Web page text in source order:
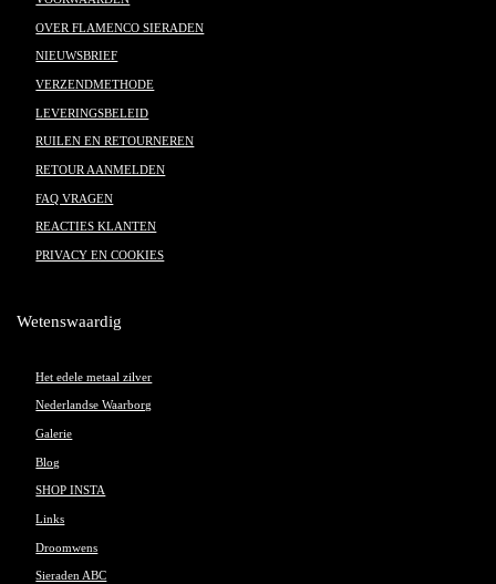
OVER FLAMENCO SIERADEN
NIEUWSBRIEF
VERZENDMETHODE
LEVERINGSBELEID
RUILEN EN RETOURNEREN
RETOUR AANMELDEN
FAQ VRAGEN
REACTIES KLANTEN
PRIVACY EN COOKIES
Wetenswaardig
Het edele metaal zilver
Nederlandse Waarborg
Galerie
Blog
SHOP INSTA
Links
Droomwens
Sieraden ABC